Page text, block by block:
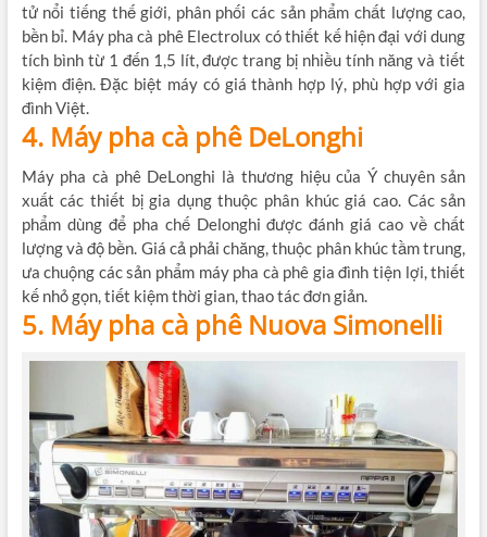
tử nổi tiếng thế giới, phân phối các sản phẩm chất lượng cao,
bền bỉ. Máy pha cà phê Electrolux có thiết kế hiện đại với dung
tích bình từ 1 đến 1,5 lít, được trang bị nhiều tính năng và tiết
kiệm điện. Đặc biệt máy có giá thành hợp lý, phù hợp với gia
đình Việt.
4. Máy pha cà phê DeLonghi
Máy pha cà phê DeLonghi là thương hiệu của Ý chuyên sản
xuất các thiết bị gia dụng thuộc phân khúc giá cao. Các sản
phẩm dùng để pha chế Delonghi được đánh giá cao về chất
lượng và độ bền. Giá cả phải chăng, thuộc phân khúc tầm trung,
ưa chuộng các sản phẩm máy pha cà phê gia đình tiện lợi, thiết
kế nhỏ gọn, tiết kiệm thời gian, thao tác đơn giản.
5. Máy pha cà phê Nuova Simonelli